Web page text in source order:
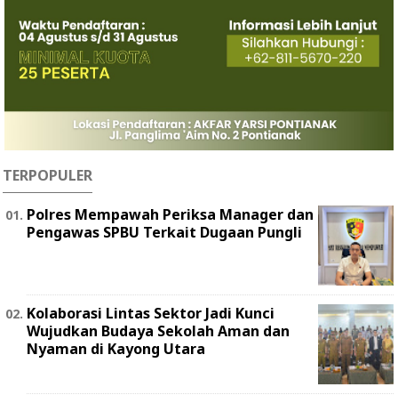
TERPOPULER
Polres Mempawah Periksa Manager dan
Pengawas SPBU Terkait Dugaan Pungli
Kolaborasi Lintas Sektor Jadi Kunci
Wujudkan Budaya Sekolah Aman dan
Nyaman di Kayong Utara